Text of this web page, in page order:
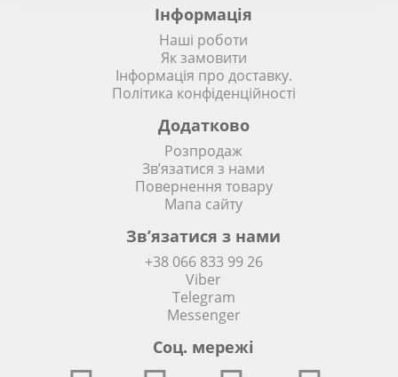
Інформація
Наші роботи
Як замовити
Інформація про доставку.
Політика конфіденційності
Додатково
Розпродаж
Зв’язатися з нами
Повернення товару
Мапа сайту
Зв’язатися з нами
+38 066 833 99 26
Viber
Telegram
Messenger
Соц. мережi